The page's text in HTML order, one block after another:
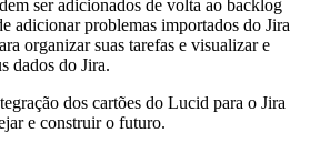
ser adicionados de volta ao backlog
adicionar problemas importados do Jira
organizar suas tarefas e visualizar e
dados do Jira.
dos cartões do Lucid para o Jira
e construir o futuro.